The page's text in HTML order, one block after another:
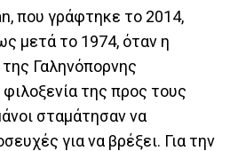
που γράφτηκε το 2014,
μετά το 1974, όταν η
Γαληνόπορνης
της προς τους
σταμάτησαν να
για να βρέξει. Για την